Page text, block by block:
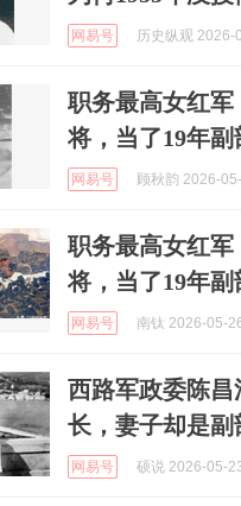
网易号 历史纵观 2026-
职务最高女红
将，当了19年副
网易号 顾秋韵 2026-
职务最高女红
将，当了19年副
网易号 南钛 2026-05-
西路军政委陈
长，妻子却是副
网易号 硕说 2026-05-